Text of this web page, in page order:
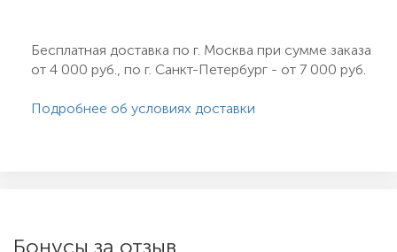
Бесплатная доставка по г. Москва при сумме заказа
от 4 000 руб., по г. Санкт-Петербург - от 7 000 руб.
Подробнее об условиях доставки
Бонусы за отзыв